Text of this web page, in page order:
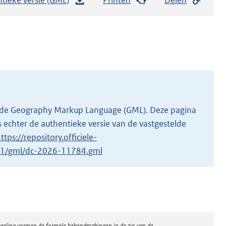
n
g
r
o
o
Markup Language (GML). Deze pagina
de authentieke versie van de vastgestelde
repository.officiele-
gml/dc-2026-11784.gml